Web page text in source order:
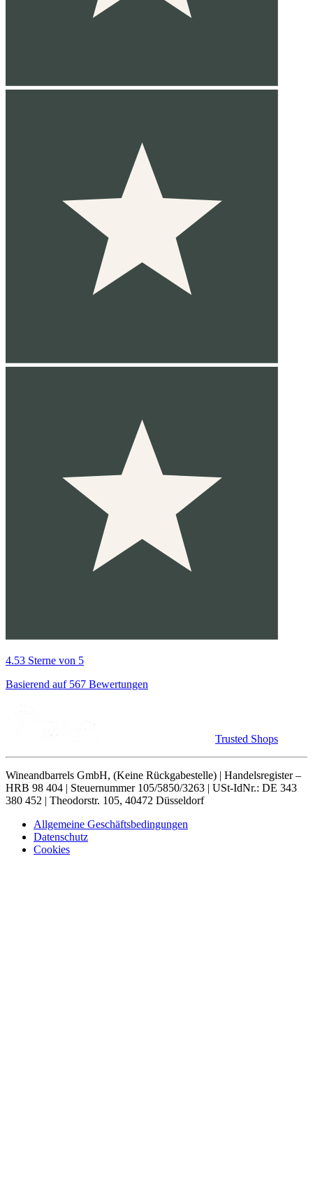
4.53 Sterne von 5
Basierend auf 567 Bewertungen
Trusted Shops
Wineandbarrels GmbH, (Keine Rückgabestelle) | Handelsregister –
HRB 98 404 | Steuernummer 105/5850/3263 | USt-IdNr.: DE 343
380 452 | Theodorstr. 105, 40472 Düsseldorf
Allgemeine Geschäftsbedingungen
Datenschutz
Cookies